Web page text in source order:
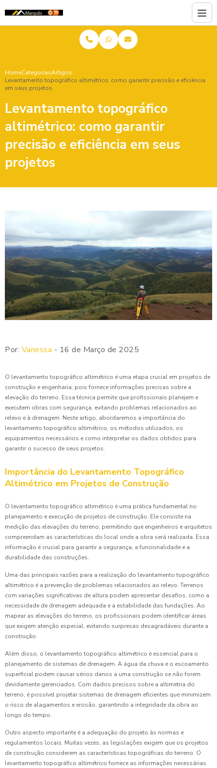
HomeCategoriasArtigos
Levantamento topográfico altimétrico: como garantir precisão e eficiência
em seus projetos
Levantamento topográfico
altimétrico: como garantir
precisão e eficiência em seus
projetos
Por: Vanessa - 16 de Março de 2025
O levantamento topográfico altimétrico é uma etapa crucial em projetos de
construção e engenharia, pois fornece informações precisas sobre a
elevação do terreno. Essa técnica permite que profissionais planejem e
executem obras com segurança, evitando problemas relacionados ao
relevo e à drenagem. Neste artigo, abordaremos a importância do
levantamento topográfico altimétrico, os métodos utilizados, os
equipamentos necessários e como interpretar os dados obtidos para
garantir o sucesso de seus projetos.
Importância do Levantamento Topográfico
Altimétrico em Projetos de Construção
O levantamento topográfico altimétrico é uma prática fundamental no
planejamento e execução de projetos de construção. Ele consiste na
medição das elevações do terreno, permitindo que engenheiros e arquitetos
compreendam as características do local onde a obra será realizada. Essa
informação é crucial para garantir a segurança, a funcionalidade e a
durabilidade das construções.
Uma das principais razões para a realização do levantamento topográfico
altimétrico é a prevenção de problemas relacionados ao relevo. Terrenos
com variações significativas de altura podem apresentar desafios, como a
necessidade de drenagem adequada e a estabilidade das fundações. Ao
mapear as elevações do terreno, os profissionais podem identificar áreas
que exigem atenção especial, evitando surpresas desagradáveis durante a
construção.
Além disso, o levantamento topográfico altimétrico é essencial para o
planejamento de sistemas de drenagem. A água da chuva e o escoamento
superficial podem causar sérios danos a uma construção se não forem
devidamente gerenciados. Com dados precisos sobre a altimetria do
terreno, é possível projetar sistemas de drenagem eficientes que minimizem
o risco de alagamentos e erosão, garantindo a integridade da obra ao
longo do tempo.
Outro aspecto importante é a adequação do projeto às normas e
regulamentos locais. Muitas vezes, as legislações exigem que os projetos
de construção considerem as características topográficas do terreno. O
levantamento topográfico altimétrico fornece as informações necessárias